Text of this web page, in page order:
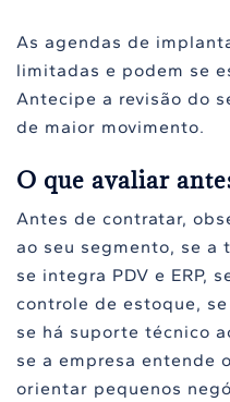
As agendas de
limitadas e podem se
Antecipe a revisão do
de maior movimento.
O que avaliar
Antes de contratar,
ao seu segmento, se a
se integra PDV e ERP,
controle de estoque,
se há suporte técnico
se a empresa entende
orientar pequenos